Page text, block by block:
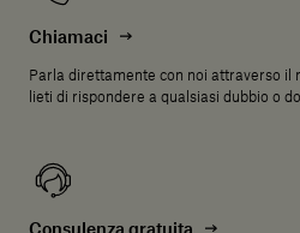
Chiamaci
Parla direttamente con noi attraverso il
lieti di rispondere a qualsiasi dubbio o